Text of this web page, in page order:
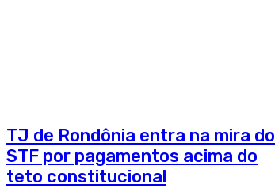
TJ de Rondônia entra na mira do
STF por pagamentos acima do
teto constitucional